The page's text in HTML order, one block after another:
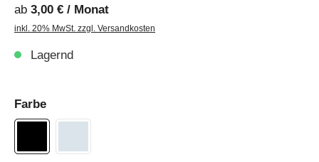
ab 3,00 € / Monat
inkl. 20% MwSt. zzgl. Versandkosten
Lagernd
Farbe